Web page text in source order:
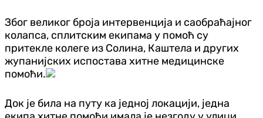
Због великог броја интервенција и саобраћајног
колапса, сплитским екипама у помоћ су
притекле колеге из Солина, Каштела и других
жупанијских испостава хитне медицинске
помоћи.
Док је била на путу ка једној локацији, једна